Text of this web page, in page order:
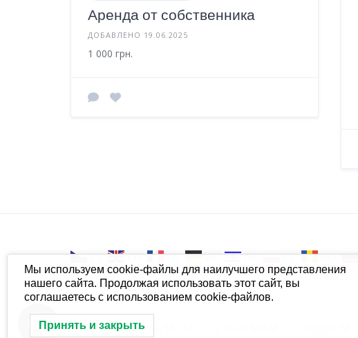
Аренда от собственника
ДОБАВЛЕНО 19.06.2025
1 000 грн.
CS EN FR DE IW PL RO
МТМ Группы МТМ
Мы используем cookie-файлы для наилучшего представления
нашего сайта. Продолжая использовать этот сайт, вы
соглашаетесь с использованием cookie-файлов.
Принять и закрыть